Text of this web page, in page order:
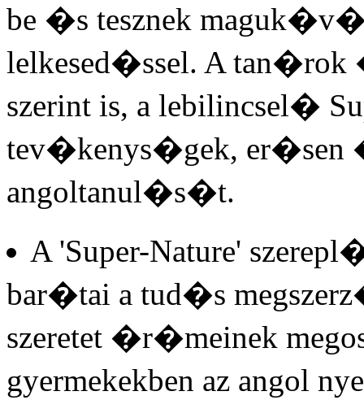
be �s tesznek
lelkesed�ssel. A
szerint is, a lebilincsel�
tev�kenys�gek, er�sen
angoltanul�s�t.
A 'Super-Nature'
bar�tai a tud�s
szeretet �r�meinek
gyermekekben az angol